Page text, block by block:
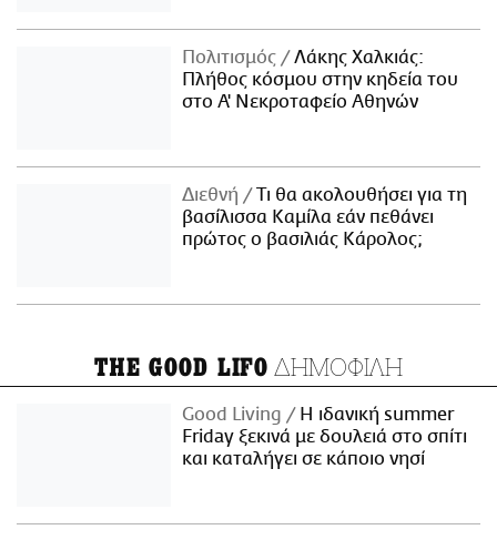
Πολιτισμός
Λάκης Χαλκιάς:
Πλήθος κόσμου στην κηδεία του
στο Α' Νεκροταφείο Αθηνών
Διεθνή
Τι θα ακολουθήσει για τη
βασίλισσα Καμίλα εάν πεθάνει
πρώτος ο βασιλιάς Κάρολος;
THE GOOD LIFO ΔΗΜΟΦΙΛΗ
Good Living
Η ιδανική summer
Friday ξεκινά με δουλειά στο σπίτι
και καταλήγει σε κάποιο νησί